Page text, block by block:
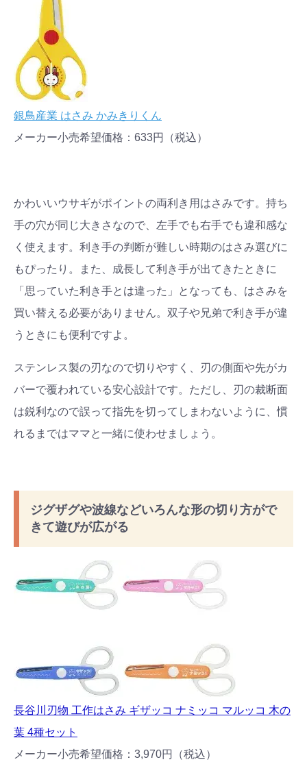
銀鳥産業 はさみ かみきりくん
メーカー小売希望価格：633円（税込）
かわいいウサギがポイントの両利き用はさみです。持ち
手の穴が同じ大きさなので、左手でも右手でも違和感な
く使えます。利き手の判断が難しい時期のはさみ選びに
もぴったり。また、成長して利き手が出てきたときに
「思っていた利き手とは違った」となっても、はさみを
買い替える必要がありません。双子や兄弟で利き手が違
うときにも便利ですよ。
ステンレス製の刃なので切りやすく、刃の側面や先がカ
バーで覆われている安心設計です。ただし、刃の裁断面
は鋭利なので誤って指先を切ってしまわないように、慣
れるまではママと一緒に使わせましょう。
ジグザグや波線などいろんな形の切り方がで
きて遊びが広がる
長谷川刃物 工作はさみ ギザッコ ナミッコ マルッコ 木の
葉 4種セット
メーカー小売希望価格：3,970円（税込）